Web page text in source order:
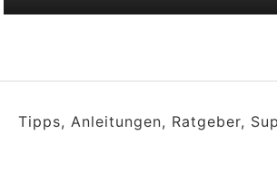
Tipps, Anleitungen, Ratgeber,